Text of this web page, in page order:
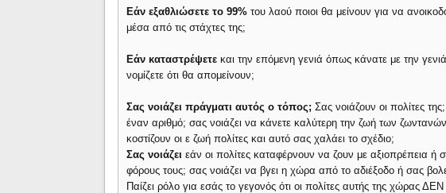
Εάν εξαθλιώσετε το 99% του λαού ποιοι θα μείνουν για να
μέσα από τις στάχτες της;
Εάν καταστρέψετε και την επόμενη γενιά όπως κάνατε με την
νομίζετε ότι θα απομείνουν;
Σας νοιάζει πράγματι αυτός ο τόπος; Σας νοιάζουν οι πολίτες
έναν αριθμό; σας νοιάζει να κάνετε καλύτερη την ζωή των
κοστίζουν οι ε ζωή πολίτες και αυτό σας χαλάει το σχέδιο;
Σας νοιάζειεάν οι πολίτες καταφέρνουν να ζουν με αξιοπρέπεια ή
φόρους τους; σας νοιάζει να βγει η χώρα από το αδιέξοδο ή σας
Παίζει ρόλο για εσάς το γεγονός ότι οι πολίτες αυτής της χώρας